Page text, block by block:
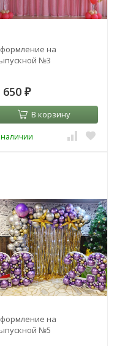
на
№3
650 ₽
В корзину
на
№5